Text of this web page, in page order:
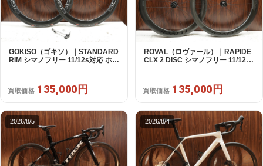
GOKISO（ゴキソ）｜STANDARD
RIM シマノフリー 11/12s対応 ホイ
買取価格 135,000円
ROVAL（ロヴァール）｜RAPIDE
CLX 2 DISC シマノフリー 11/12s
買取価格 135,000円
2026/8/5 2026/8/4